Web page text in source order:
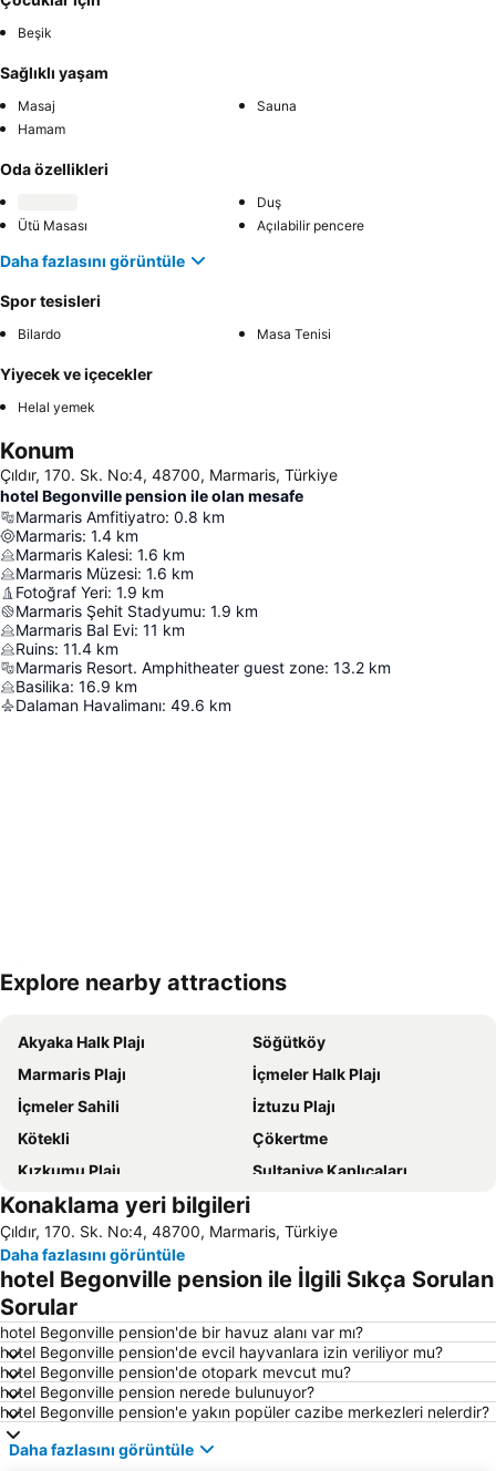
Beşik
Sağlıklı yaşam
Masaj
Sauna
Hamam
Oda özellikleri
Duş
Ütü Masası
Açılabilir pencere
Daha fazlasını görüntüle
Spor tesisleri
Bilardo Masa Tenisi
Yiyecek ve içecekler
Helal yemek
Konum
Çıldır, 170. Sk. No:4, 48700, Marmaris, Türkiye
hotel Begonville pension ile olan mesafe
Marmaris Amfitiyatro: 0.8 km
Marmaris: 1.4 km
Marmaris Kalesi: 1.6 km
Marmaris Müzesi: 1.6 km
Fotoğraf Yeri: 1.9 km
Marmaris Şehit Stadyumu: 1.9 km
Marmaris Bal Evi: 11 km
Ruins: 11.4 km
Marmaris Resort. Amphitheater guest zone: 13.2 km
Basilika: 16.9 km
Dalaman Havalimanı: 49.6 km
Haritayı genişlet
Explore nearby attractions
Akyaka Halk Plajı
Söğütköy
Marmaris Plajı
İçmeler Halk Plajı
İçmeler Sahili
İztuzu Plajı
Kötekli
Çökertme
Kızkumu Plajı
Sultaniye Kaplıcaları
Dalaman Airport
Turunc Halk Plajı
Sedir Adası
Barlar Sokağı
Köyceğiz-Göl
Aqua Dream Su Parkı
Bördübet
Muğla Otobüs Terminali
Akyaka Tren Garı
Sea Turtle Research Rescue and Rehabilitation Centre
Symi
Marmaris Yacht Marina
Marmaris Kalesi
Mersin Limanı
Atlantis Su Parkı
Konaklama yeri bilgileri
Çıldır, 170. Sk. No:4, 48700, Marmaris, Türkiye
Daha fazlasını görüntüle
hotel Begonville pension ile İlgili Sıkça Sorulan
Sorular
hotel Begonville pension'de bir havuz alanı var mı?
hotel Begonville pension'de evcil hayvanlara izin veriliyor mu?
hotel Begonville pension'de otopark mevcut mu?
hotel Begonville pension nerede bulunuyor?
hotel Begonville pension'e yakın popüler cazibe merkezleri nelerdir?
Daha fazlasını görüntüle